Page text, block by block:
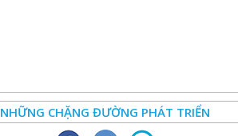
NHỮNG CHẶNG ĐƯỜNG PHÁT TRIỂN